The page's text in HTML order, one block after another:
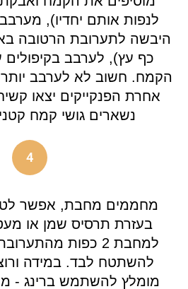
לנפות אותם יחדיו),
היבשה לתערובת הרטובה
כף עץ), לערבב
הקמח. חשוב לא לערבב
אחרת הפנקייקים יצאו
נשארים גושי קמח
4
מחממים מחבת, אפשר
בעזרת תרסיס שמן או
למחבת 2 כפות
להשתטח לבד. במידה
מומלץ להשתמש ברינג -